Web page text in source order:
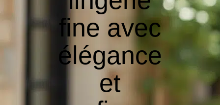
fine avec
élégance
et